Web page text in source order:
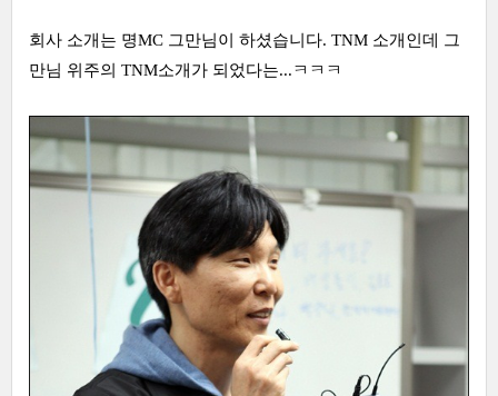
회사 소개는 명MC 그만님이 하셨습니다. TNM 소개인데 그
만님 위주의 TNM소개가 되었다는...ㅋㅋㅋ